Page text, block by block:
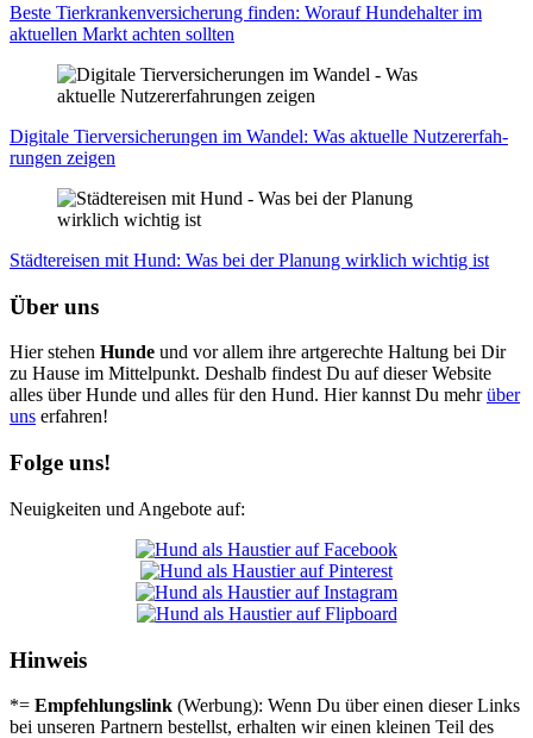
Bes­te Tier­kran­ken­ver­si­che­rung fin­den: Wor­auf Hun­de­hal­ter im
aktu­el­len Markt ach­ten soll­ten
Digi­ta­le Tier­ver­si­che­run­gen im Wan­del: Was aktu­el­le Nut­zer­er­fah­
run­gen zei­gen
Städ­te­rei­sen mit Hund: Was bei der Pla­nung wirk­lich wich­tig ist
Über uns
Hier stehen Hunde und vor allem ihre artgerechte Haltung bei Dir
zu Hause im Mittelpunkt. Deshalb findest Du auf dieser Website
alles über Hunde und alles für den Hund. Hier kannst Du mehrüber
uns erfahren!
Folge uns!
Neuigkeiten und Angebote auf:
Hinweis
*= Empfehlungslink (Werbung): Wenn Du über einen dieser Links
bei unseren Partnern bestellst, erhalten wir einen kleinen Teil des